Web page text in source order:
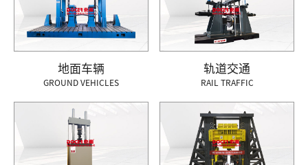
地面车辆
GROUND VEHICLES
轨道交通
RAIL TRAFFIC